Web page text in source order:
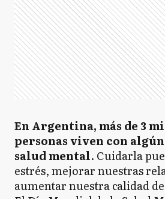
En Argentina, más de 3
personas viven con
salud mental. Cuidarla
estrés, mejorar nuestras
aumentar nuestra calidad